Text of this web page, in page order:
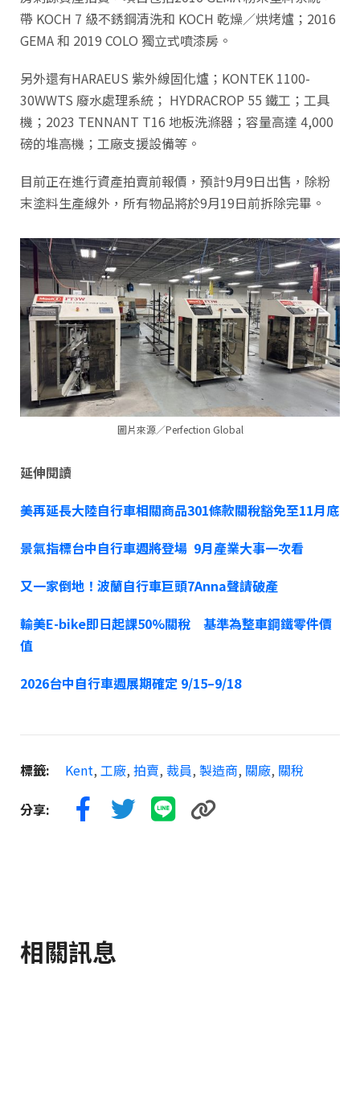
帶 KOCH 7 級不銹鋼清洗和 KOCH 乾燥／烘烤爐；2016
GEMA 和 2019 COLO 獨立式噴漆房。
另外還有HARAEUS 紫外線固化爐；KONTEK 1100-
30WWTS 廢水處理系統； HYDRACROP 55 鐵工；工具
機；2023 TENNANT T16 地板洗滌器；容量高達 4,000
磅的堆高機；工廠支援設備等。
目前正在進行資產拍賣前報價，預計9月9日出售，除粉
末塗料生產線外，所有物品將於9月19日前拆除完畢。
圖片來源／Perfection Global
延伸閱讀
美再延長大陸自行車相關商品301條款關稅豁免至11月底
景氣指標台中自行車週將登場 9月產業大事一次看
又一家倒地！波蘭自行車巨頭7Anna聲請破產
輸美E-bike即日起課50%關稅 基準為整車鋼鐵零件價
值
2026台中自行車週展期確定 9/15–9/18
標籤: Kent, 工廠, 拍賣, 裁員, 製造商, 關廠, 關稅
分享:
相關訊息